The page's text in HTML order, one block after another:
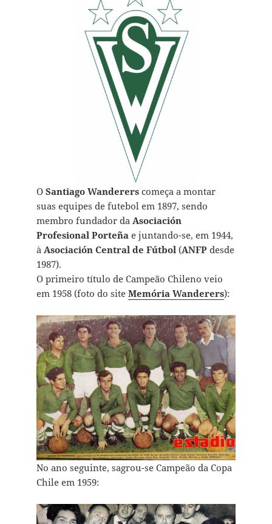
O Santiago Wandererscomeça a montar
suas equipes de futebol em 1897, sendo
membro fundador da Asociación
Profesional Porteñae juntando-se, em 1944,
à Asociación Central de Fútbol(ANFP desde
1987).
O primeiro título de Campeão Chileno veio
em 1958 (foto do site Memória Wanderers):
No ano seguinte, sagrou-se Campeão da Copa
Chile em 1959: